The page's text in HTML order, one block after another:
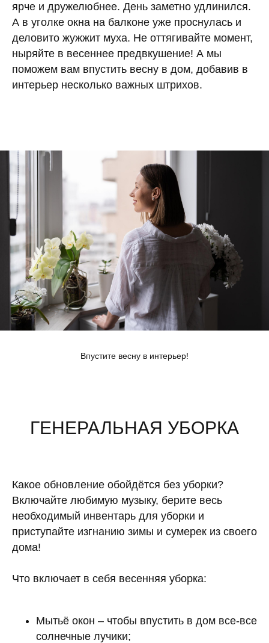
ярче и дружелюбнее. День заметно удлинился.
А в уголке окна на балконе уже проснулась и
деловито жужжит муха. Не оттягивайте момент,
ныряйте в весеннее предвкушение! А мы
поможем вам впустить весну в дом, добавив в
интерьер несколько важных штрихов.
Впустите весну в интерьер!
ГЕНЕРАЛЬНАЯ УБОРКА
Какое обновление обойдётся без уборки?
Включайте любимую музыку, берите весь
необходимый инвентарь для уборки и
приступайте изгнанию зимы и сумерек из своего
дома!
Что включает в себя весенняя уборка:
Мытьё окон – чтобы впустить в дом все-все
солнечные лучики;